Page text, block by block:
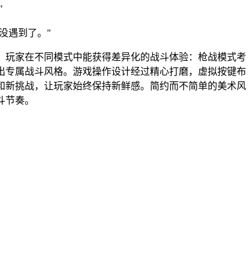
遇到了。"
家在不同模式中能获得差异化的战斗体验：枪战模式考
属战斗风格。游戏操作设计经过精心打磨，虚拟按键布
挑战，让玩家始终保持新鲜感。简约而不简单的美术风
奏。